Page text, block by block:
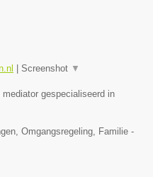
Screenshot ▼
gespecialiseerd in
Omgangsregeling, Familie -